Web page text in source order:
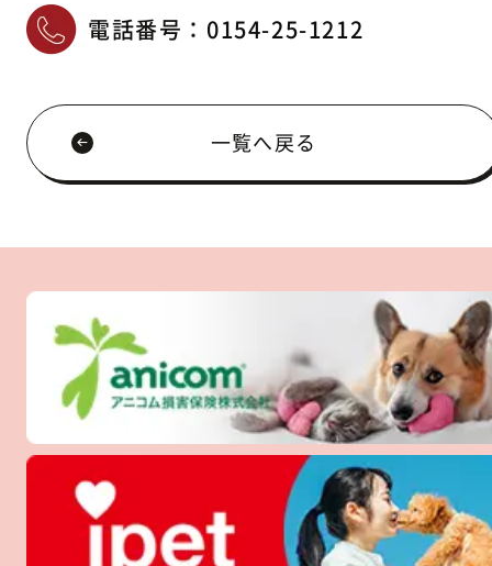
電話番号： 0154-25-1212
一覧へ戻る